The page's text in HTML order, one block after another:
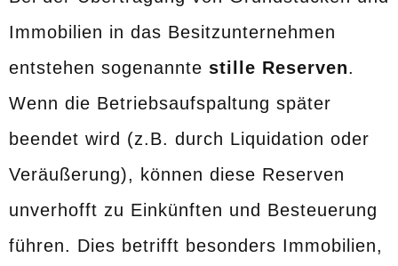
Immobilien in das Besitzunternehmen
entstehen sogenannte stille Reserven.
Wenn die Betriebsaufspaltung später
beendet wird (z.B. durch Liquidation oder
Veräußerung), können diese Reserven
unverhofft zu Einkünften und Besteuerung
führen. Dies betrifft besonders Immobilien,